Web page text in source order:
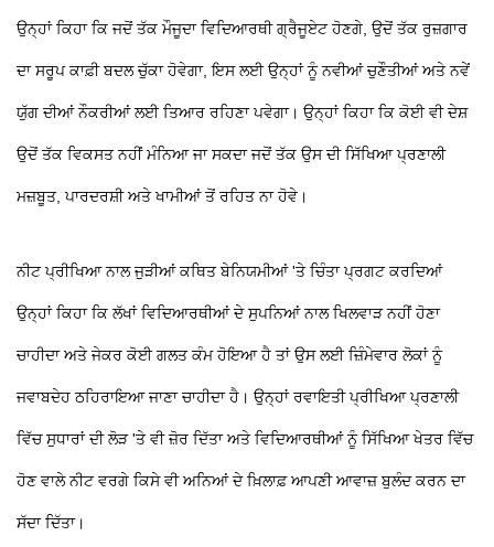
ਉਨ੍ਹਾਂ ਕਿਹਾ ਕਿ ਜਦੋਂ ਤੱਕ ਮੌਜੂਦਾ ਵਿਦਿਆਰਥੀ ਗ੍ਰੈਜੂਏਟ ਹੋਣਗੇ, ਉਦੋਂ ਤੱਕ ਰੁਜ਼ਗਾਰ
ਦਾ ਸਰੂਪ ਕਾਫ਼ੀ ਬਦਲ ਚੁੱਕਾ ਹੋਵੇਗਾ, ਇਸ ਲਈ ਉਨ੍ਹਾਂ ਨੂੰ ਨਵੀਆਂ ਚੁਣੌਤੀਆਂ ਅਤੇ ਨਵੇਂ
ਯੁੱਗ ਦੀਆਂ ਨੌਕਰੀਆਂ ਲਈ ਤਿਆਰ ਰਹਿਣਾ ਪਵੇਗਾ। ਉਨ੍ਹਾਂ ਕਿਹਾ ਕਿ ਕੋਈ ਵੀ ਦੇਸ਼
ਉਦੋਂ ਤੱਕ ਵਿਕਸਤ ਨਹੀਂ ਮੰਨਿਆ ਜਾ ਸਕਦਾ ਜਦੋਂ ਤੱਕ ਉਸ ਦੀ ਸਿੱਖਿਆ ਪ੍ਰਣਾਲੀ
ਮਜ਼ਬੂਤ, ਪਾਰਦਰਸ਼ੀ ਅਤੇ ਖਾਮੀਆਂ ਤੋਂ ਰਹਿਤ ਨਾ ਹੋਵੇ।
ਨੀਟ ਪ੍ਰੀਖਿਆ ਨਾਲ ਜੁੜੀਆਂ ਕਥਿਤ ਬੇਨਿਯਮੀਆਂ 'ਤੇ ਚਿੰਤਾ ਪ੍ਰਗਟ ਕਰਦਿਆਂ
ਉਨ੍ਹਾਂ ਕਿਹਾ ਕਿ ਲੱਖਾਂ ਵਿਦਿਆਰਥੀਆਂ ਦੇ ਸੁਪਨਿਆਂ ਨਾਲ ਖਿਲਵਾੜ ਨਹੀਂ ਹੋਣਾ
ਚਾਹੀਦਾ ਅਤੇ ਜੇਕਰ ਕੋਈ ਗਲਤ ਕੰਮ ਹੋਇਆ ਹੈ ਤਾਂ ਉਸ ਲਈ ਜ਼ਿੰਮੇਵਾਰ ਲੋਕਾਂ ਨੂੰ
ਜਵਾਬਦੇਹ ਠਹਿਰਾਇਆ ਜਾਣਾ ਚਾਹੀਦਾ ਹੈ। ਉਨ੍ਹਾਂ ਰਵਾਇਤੀ ਪ੍ਰੀਖਿਆ ਪ੍ਰਣਾਲੀ
ਵਿੱਚ ਸੁਧਾਰਾਂ ਦੀ ਲੋੜ 'ਤੇ ਵੀ ਜ਼ੋਰ ਦਿੱਤਾ ਅਤੇ ਵਿਦਿਆਰਥੀਆਂ ਨੂੰ ਸਿੱਖਿਆ ਖੇਤਰ ਵਿੱਚ
ਹੋਣ ਵਾਲੇ ਨੀਟ ਵਰਗੇ ਕਿਸੇ ਵੀ ਅਨਿਆਂ ਦੇ ਖ਼ਿਲਾਫ਼ ਆਪਣੀ ਆਵਾਜ਼ ਬੁਲੰਦ ਕਰਨ ਦਾ
ਸੱਦਾ ਦਿੱਤਾ।